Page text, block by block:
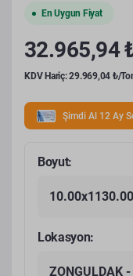
En Uygun Fiyat
32.965,94
KDV Hariç: 29.969,04 ₺/
Şimdi Al 12 Ay
Boyut:
10.00x1130.00
Lokasyon:
ZONGULDAK -